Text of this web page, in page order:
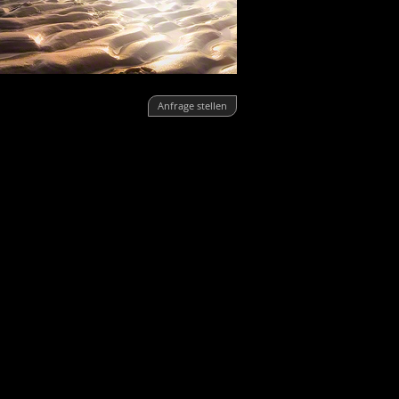
Anfrage stellen